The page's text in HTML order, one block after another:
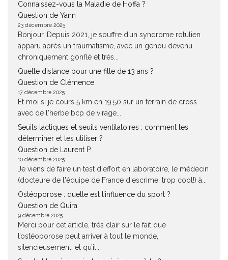
Connaissez-vous la Maladie de Hoffa ?
Question de Yann
23 décembre 2025
Bonjour, Depuis 2021, je souffre d’un syndrome rotulien
apparu après un traumatisme, avec un genou devenu
chroniquement gonflé et très...
Quelle distance pour une fille de 13 ans ?
Question de Clémence
17 décembre 2025
Et moi si je cours 5 km en 19.50 sur un terrain de cross
avec de l'herbe bcp de virage...
Seuils lactiques et seuils ventilatoires : comment les
déterminer et les utiliser ?
Question de Laurent P.
10 décembre 2025
Je viens de faire un test d'effort en laboratoire, le médecin
(docteure de l'équipe de France d'escrime, trop cool!) à...
Ostéoporose : quelle est l’influence du sport ?
Question de Quira
9 décembre 2025
Merci pour cet article, très clair sur le fait que
l’ostéoporose peut arriver à tout le monde,
silencieusement, et qu’il...